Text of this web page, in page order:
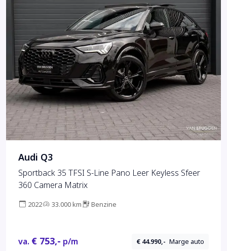
Audi Q3
Sportback 35 TFSI S-Line Pano Leer Keyless Sfeer
360 Camera Matrix
2022 33.000 km Benzine
va. € 753,- p/m € 44.990,- Marge auto